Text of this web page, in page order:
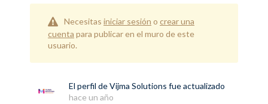
Necesitas iniciar sesión o crear una
cuenta para publicar en el muro de este
usuario.
El perfil deVijma Solutions fue actualizado
hace un año